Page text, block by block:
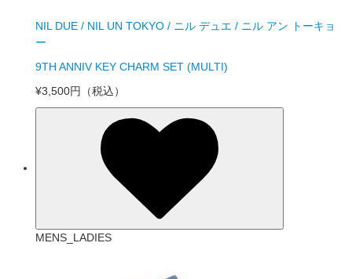
NIL DUE / NIL UN TOKYO / ニル デュエ / ニル アン トーキョ
ー
9TH ANNIV KEY CHARM SET (MULTI)
¥3,500円
（税込）
MENS_LADIES